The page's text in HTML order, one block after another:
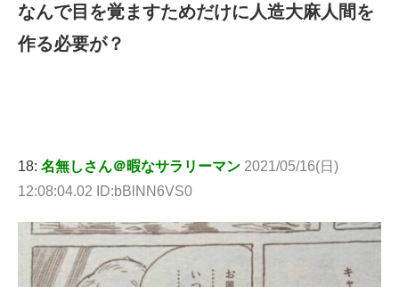
なんで目を覚ますためだけに人造大麻人間を
作る必要が？
18: 名無しさん＠暇なサラリーマン 2021/05/16(日)
12:08:04.02 ID:bBlNN6VS0